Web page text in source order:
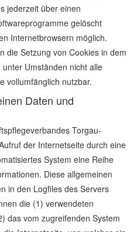
jederzeit über einen
gelöscht
Internetbrowsern möglich.
die Setzung von Cookies in dem
Umständen nicht alle
vollumfänglich nutzbar.
Daten und
Torgau-
der Internetseite durch eine
System eine Reihe
Diese allgemeinen
in den Logfiles des Servers
die (1) verwendeten
das vom zugreifenden System